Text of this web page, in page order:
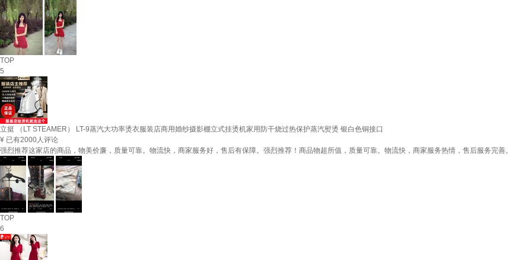
TOP
5
立挺 （LT STEAMER） LT-9蒸汽大功率烫衣服装店商用婚纱摄影棚立式挂烫机家用防干烧过热保护蒸汽熨烫 银白色铜接口
¥ 已有2000人评论
强烈推荐这家店的商品，物美价廉，质量可靠。物流快，商家服务好，售后有保障。强烈推荐！商品物超所值，质量可靠。物流快，商家服务热情，售后服务完善。
TOP
6